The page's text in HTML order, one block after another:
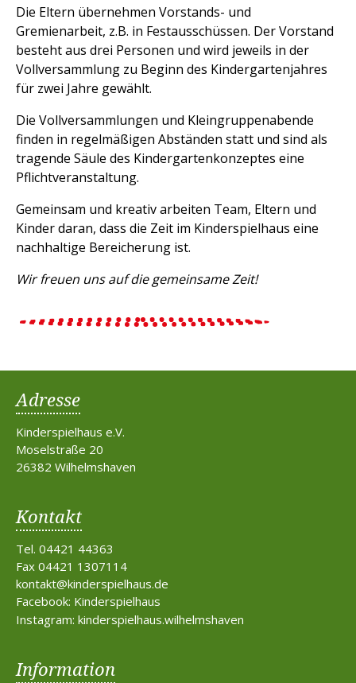
Die Eltern übernehmen Vorstands- und
Gremienarbeit, z.B. in Festausschüssen. Der Vorstand
besteht aus drei Personen und wird jeweils in der
Vollversammlung zu Beginn des Kindergartenjahres
für zwei Jahre gewählt.
Die Vollversammlungen und Kleingruppenabende
finden in regelmäßigen Abständen statt und sind als
tragende Säule des Kindergartenkonzeptes eine
Pflichtveranstaltung.
Gemeinsam und kreativ arbeiten Team, Eltern und
Kinder daran, dass die Zeit im Kinderspielhaus eine
nachhaltige Bereicherung ist.
Wir freuen uns auf die gemeinsame Zeit!
Adresse
Kinderspielhaus e.V.
Moselstraße 20
26382 Wilhelmshaven
Kontakt
Tel. 04421 44363
Fax 04421 1307114
kontakt@kinderspielhaus.de
Facebook: Kinderspielhaus
Instagram: kinderspielhaus.wilhelmshaven
Information